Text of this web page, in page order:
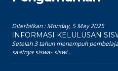
Diterbitkan :Monday, 5 May 2025
INFORMASI KELULUSAN
Setelah 3 tahun menempuh
saatnya siswa- siswi...